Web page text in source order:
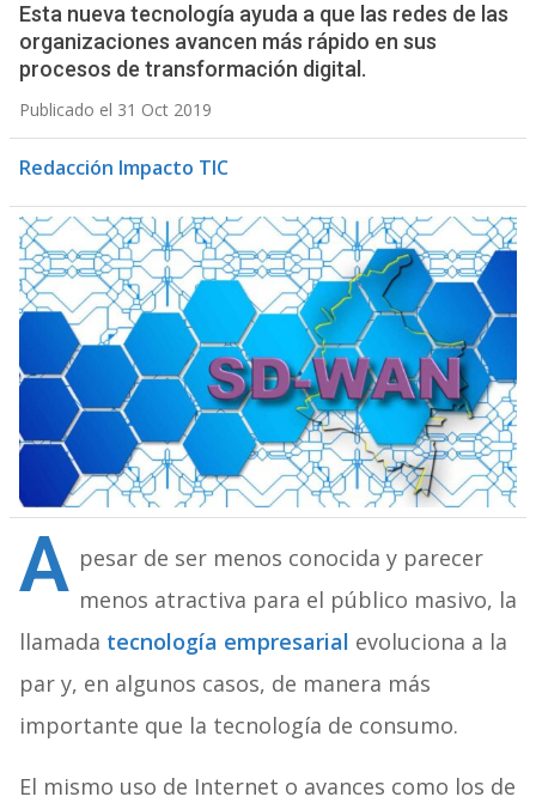
Esta nueva tecnología ayuda a que las redes de las
organizaciones avancen más rápido en sus
procesos de transformación digital.
Publicado el 31 Oct 2019
Redacción Impacto TIC
A pesar de ser menos conocida y parecer
menos atractiva para el público masivo, la
llamada tecnología empresarial evoluciona a la
par y, en algunos casos, de manera más
importante que la tecnología de consumo.
El mismo uso de Internet o avances como los de